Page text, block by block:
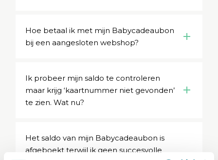
Hoe betaal ik met mijn Babycadeaubon
bij een aangesloten webshop?
Ik probeer mijn saldo te controleren
maar krijg ‘kaartnummer niet gevonden’
te zien. Wat nu?
Het saldo van mijn Babycadeaubon is
afgeboekt terwijl ik geen succesvolle